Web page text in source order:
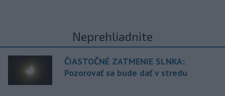
Neprehliadnite
ČIASTOČNÉ ZATMENIE SLNKA:
Pozorovať sa bude dať v stredu